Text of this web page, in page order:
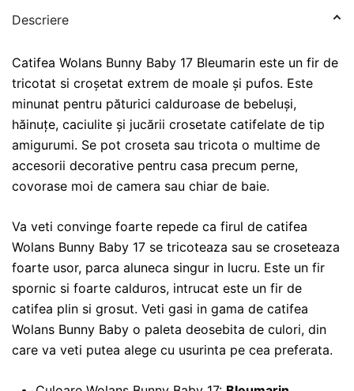
Descriere
Catifea Wolans Bunny Baby 17 Bleumarin este un fir de
tricotat si croșetat extrem de moale și pufos. Este
minunat pentru păturici calduroase de bebeluși,
hăinuțe, caciulite și jucării crosetate catifelate de tip
amigurumi. Se pot croseta sau tricota o multime de
accesorii decorative pentru casa precum perne,
covorase moi de camera sau chiar de baie.
Va veti convinge foarte repede ca firul de catifea
Wolans Bunny Baby 17 se tricoteaza sau se croseteaza
foarte usor, parca aluneca singur in lucru. Este un fir
spornic si foarte calduros, intrucat este un fir de
catifea plin si grosut. Veti gasi in gama de catifea
Wolans Bunny Baby o paleta deosebita de culori, din
care va veti putea alege cu usurinta pe cea preferata.